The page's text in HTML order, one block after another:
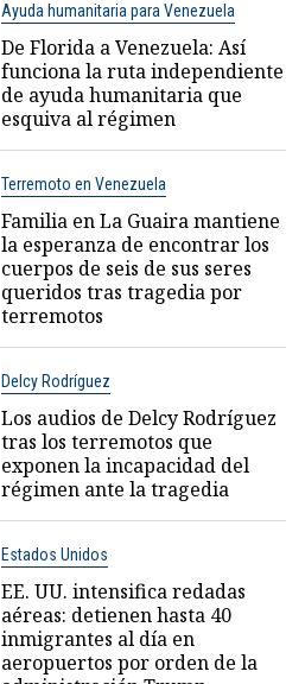
Ayuda humanitaria para Venezuela
De Florida a Venezuela: Así
funciona la ruta independiente
de ayuda humanitaria que
esquiva al régimen
Terremoto en Venezuela
Familia en La Guaira mantiene
la esperanza de encontrar los
cuerpos de seis de sus seres
queridos tras tragedia por
terremotos
Delcy Rodríguez
Los audios de Delcy Rodríguez
tras los terremotos que
exponen la incapacidad del
régimen ante la tragedia
Estados Unidos
EE. UU. intensifica redadas
aéreas: detienen hasta 40
inmigrantes al día en
aeropuertos por orden de la